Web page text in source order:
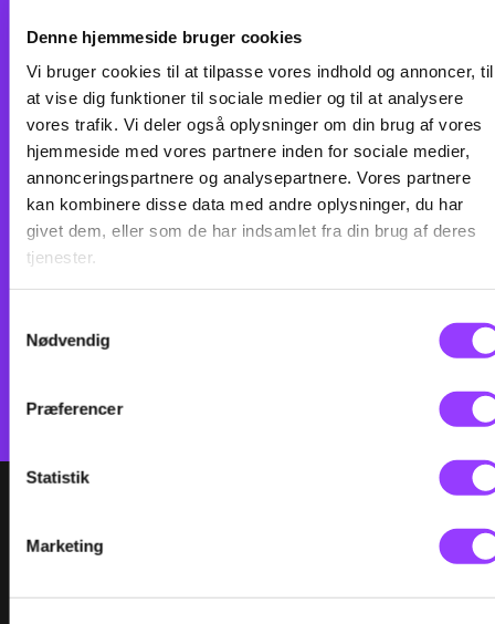
Denne hjemmeside bruger cookies
Vi bruger cookies til at tilpasse vores indhold og annoncer, til
at vise dig funktioner til sociale medier og til at analysere
vores trafik. Vi deler også oplysninger om din brug af vores
hjemmeside med vores partnere inden for sociale medier,
annonceringspartnere og analysepartnere. Vores partnere
kan kombinere disse data med andre oplysninger, du har
givet dem, eller som de har indsamlet fra din brug af deres
tjenester.
Nødvendig
Præferencer
Statistik
Marketing
Ved at tilmelde mig accepterer jeg, at TEC sender mig e-mails om
relevante arrangementer og informationer om uddannelser. TEC bruger
enhver tid framelde dig igen.Privatlivspolitik
Pladser 6 ledige